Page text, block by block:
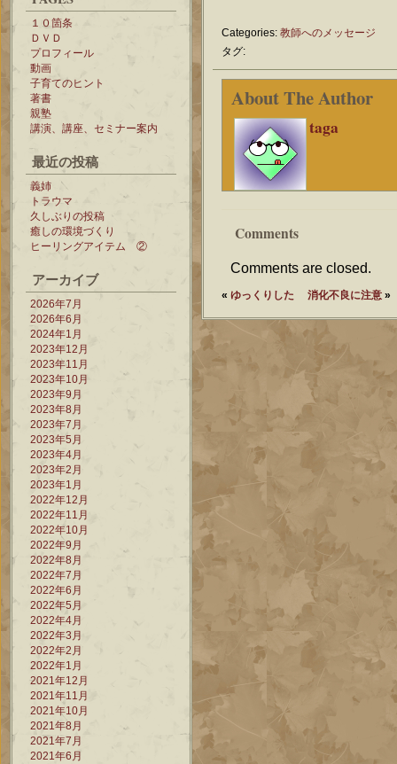
１０箇条
ＤＶＤ
プロフィール
動画
子育てのヒント
著書
親塾
講演、講座、セミナー案内
最近の投稿
義姉
トラウマ
久しぶりの投稿
癒しの環境づくり
ヒーリングアイテム ②
アーカイブ
2026年7月
2026年6月
2024年1月
2023年12月
2023年11月
2023年10月
2023年9月
2023年8月
2023年7月
2023年5月
2023年4月
2023年2月
2023年1月
2022年12月
2022年11月
2022年10月
2022年9月
2022年8月
2022年7月
2022年6月
2022年5月
2022年4月
2022年3月
2022年2月
2022年1月
2021年12月
2021年11月
2021年10月
2021年8月
2021年7月
2021年6月
Categories: 教師へのメッセージ
タグ:
About The Author
taga
Comments
Comments are closed.
« ゆっくりした 消化不良に注意 »